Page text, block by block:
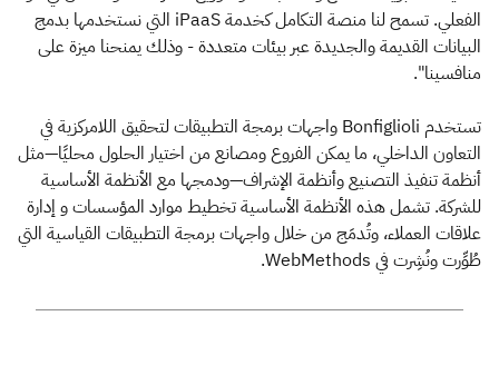
الفعلي. تسمح لنا منصة التكامل كخدمة iPaaS التي نستخدمها بدمج
البيانات القديمة والجديدة عبر بيئات متعددة - وذلك يمنحنا ميزة على
منافسينا".
تستخدم Bonfiglioli واجهات برمجة التطبيقات لتحقيق اللامركزية في
التعاون الداخلي، ما يمكن الفروع ومصانع من اختيار الحلول محليًا—مثل
أنظمة تنفيذ التصنيع وأنظمة الإشراف—ودمجها مع الأنظمة الأساسية
للشركة. تشمل هذه الأنظمة الأساسية تخطيط موارد المؤسسات و إدارة
علاقات العملاء، وتُدمَج من خلال واجهات برمجة التطبيقات القياسية التي
طُوِّرت ونُشِرت في WebMethods.